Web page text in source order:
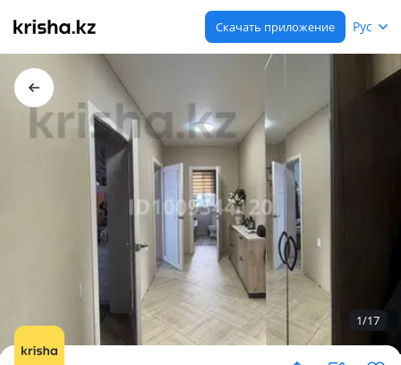
Скачать приложение Рус
1/17